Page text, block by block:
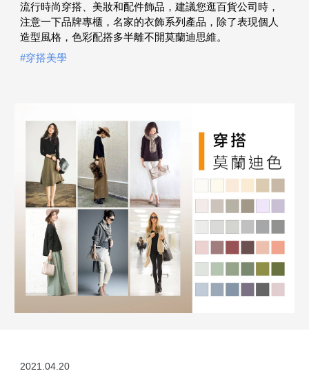
流行時尚穿搭、美妝和配件飾品，建議您逛百貨公司時，
注意一下品牌專櫃，名家的衣飾系列產品，除了表現個人
造型風格，色彩配搭多半離不開莫蘭迪思維。
#穿搭美學
2021.04.20